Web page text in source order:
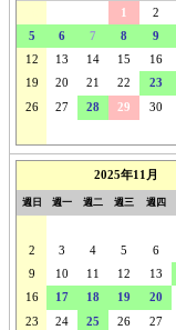
1 2
5
6 7 8 9
12
13 14 15 16
19
20 21 22 23
26
27 28 29 30
2025年11月
週日 週一 週二 週三 週四
2
3 4 5 6
9
10 11 12 13
16
17 18 19 20
23
24 25 26 27